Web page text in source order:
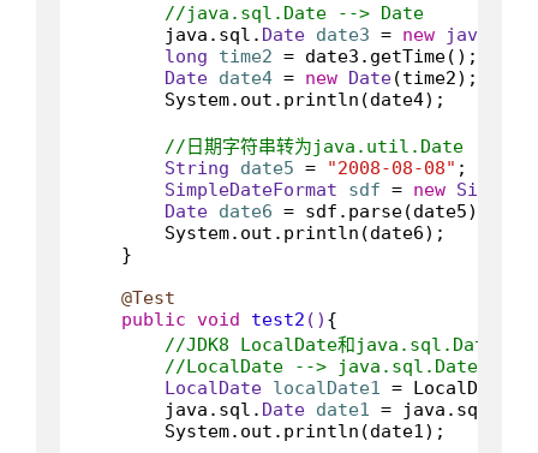
//java.sql.Date --> Date
        java.sql.
Date date3 = new java
long
time2 = date3.getTime();
Date date4 = new Date(time2);
        System.out.println(date4);
//日期字符串转为java.util.Date
String
date5 = "2008-08-08" ;
SimpleDateFormat
sdf = new
Date date6 = sdf.parse(date5);
        System.out.println(date6);
    }
@Test
public void test2 () {
//JDK8 LocalDate和java.sql.Date相互
//LocalDate --> java.sql.Date
LocalDate localDate1 =
        java.sql.
Date date1 =
        System.out.println(date1);